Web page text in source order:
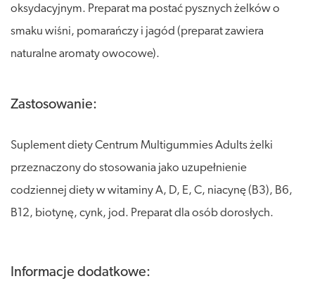
oksydacyjnym. Preparat ma postać pysznych żelków o
smaku wiśni, pomarańczy i jagód (preparat zawiera
naturalne aromaty owocowe).
Zastosowanie:
Suplement diety Centrum Multigummies Adults żelki
przeznaczony do stosowania jako uzupełnienie
codziennej diety w witaminy A, D, E, C, niacynę (B3), B6,
B12, biotynę, cynk, jod. Preparat dla osób dorosłych.
Informacje dodatkowe: